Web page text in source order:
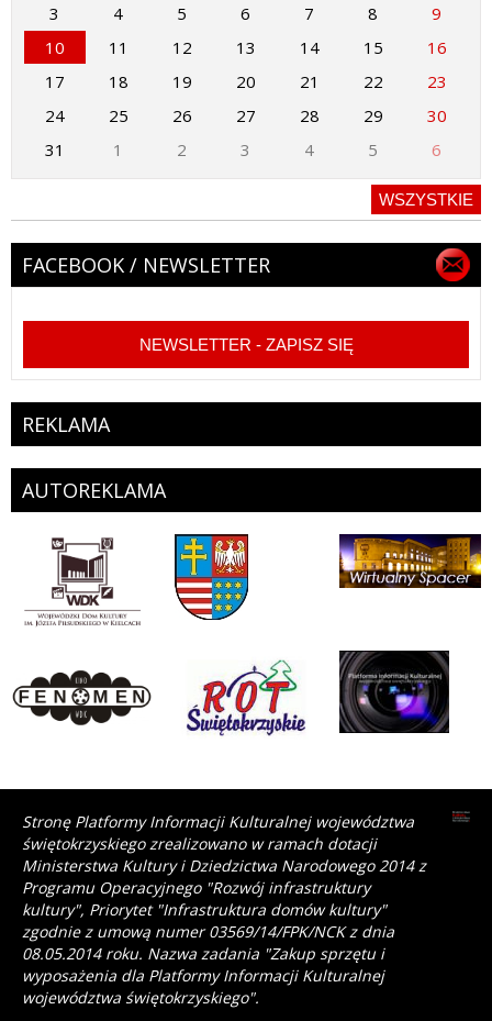
3
4 5 6 7 8
9
10
11 12 13 14 15
16
17
18 19 20 21 22
23
24
25 26 27 28 29
30
31
1 2 3 4 5 6
WSZYSTKIE
FACEBOOK / NEWSLETTER
NEWSLETTER - ZAPISZ SIĘ
REKLAMA
AUTOREKLAMA
Stronę Platformy Informacji Kulturalnej województwa
świętokrzyskiego zrealizowano w ramach dotacji
Ministerstwa Kultury i Dziedzictwa Narodowego 2014 z
Programu Operacyjnego "Rozwój infrastruktury
kultury", Priorytet "Infrastruktura domów kultury"
zgodnie z umową numer 03569/14/FPK/NCK z dnia
08.05.2014 roku. Nazwa zadania "Zakup sprzętu i
wyposażenia dla Platformy Informacji Kulturalnej
województwa świętokrzyskiego".